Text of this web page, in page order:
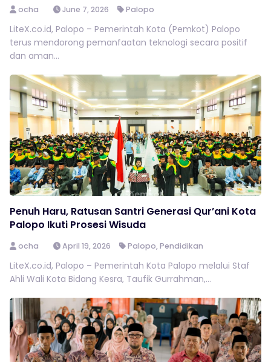
ocha June 7, 2026 Palopo
LiteX.co.id, Palopo – Pemerintah Kota (Pemkot) Palopo
terus mendorong pemanfaatan teknologi secara positif
dan aman...
Penuh Haru, Ratusan Santri Generasi Qur’ani Kota
Palopo Ikuti Prosesi Wisuda
ocha April 19, 2026 Palopo,Pendidikan
LiteX.co.id, Palopo – Pemerintah Kota Palopo melalui Staf
Ahli Wali Kota Bidang Kesra, Taufik Gurrahman,...